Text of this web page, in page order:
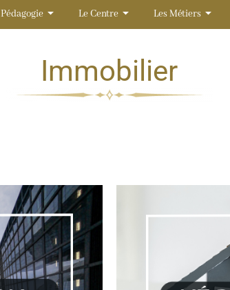
Pédagogie Le Centre Les Métiers
Immobilier